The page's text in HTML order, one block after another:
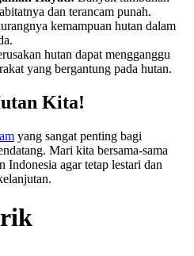
dan terancam punah.
kemampuan hutan dalam
hutan dapat mengganggu
yang bergantung pada hutan.
Kita!
yang sangat penting bagi
Mari kita bersama-sama
Indonesia agar tetap lestari dan